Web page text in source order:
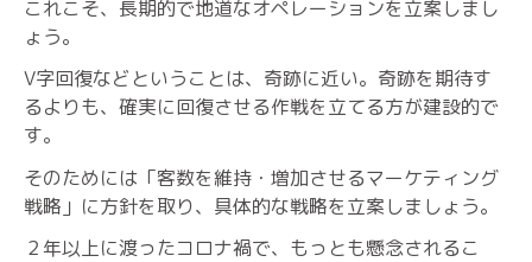
これこそ、長期的で地道なオペレーションを立案しまし
ょう。
V字回復などということは、奇跡に近い。奇跡を期待す
るよりも、確実に回復させる作戦を立てる方が建設的で
す。
そのためには「客数を維持・増加させるマーケティング
戦略」に方針を取り、具体的な戦略を立案しましょう。
２年以上に渡ったコロナ禍で、もっとも懸念されるこ